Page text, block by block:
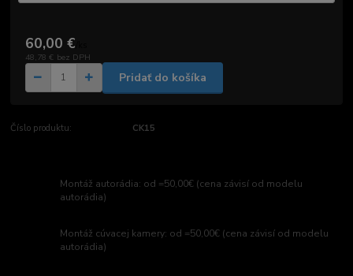
60,00 €
48,78 € bez DPH
Pridať do košíka
Číslo produktu: CK15
Montáž autorádia: od =50,00€ (cena závisí od modelu
autorádia)
Montáž cúvacej kamery: od =50,00€ (cena závisí od modelu
autorádia)